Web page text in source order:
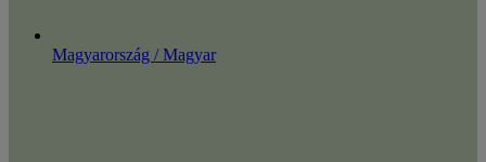
Magyarország / Magyar